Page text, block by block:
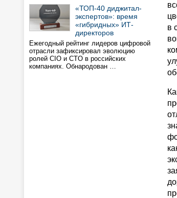
«ТОП-40 диджитал-
экспертов»: время
«гибридных» ИТ-
директоров
Ежегодный рейтинг лидеров цифровой
отрасли зафиксировал эволюцию
ролей CIO и CTO в российских
компаниях. Обнародован …
в